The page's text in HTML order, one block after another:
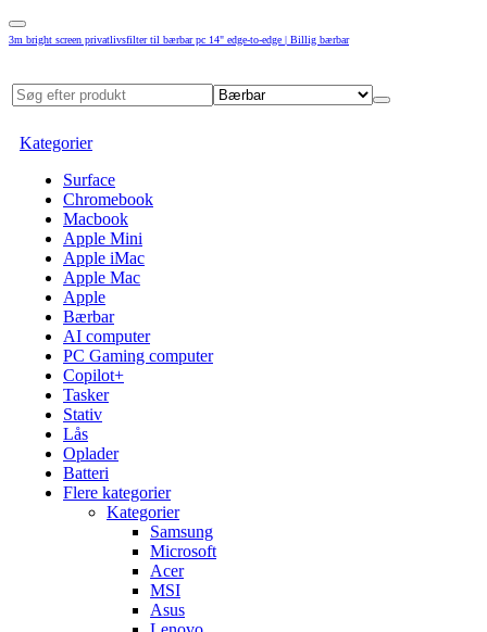
3m bright screen privatlivsfilter til bærbar pc 14" edge-to-edge | Billig bærbar
Kategorier
Surface
Chromebook
Macbook
Apple Mini
Apple iMac
Apple Mac
Apple
Bærbar
AI computer
PC Gaming computer
Copilot+
Tasker
Stativ
Lås
Oplader
Batteri
Flere kategorier
Kategorier
Samsung
Microsoft
Acer
MSI
Asus